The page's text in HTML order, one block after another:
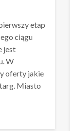
etap
ciągu
jest
W
oferty jakie
Miasto